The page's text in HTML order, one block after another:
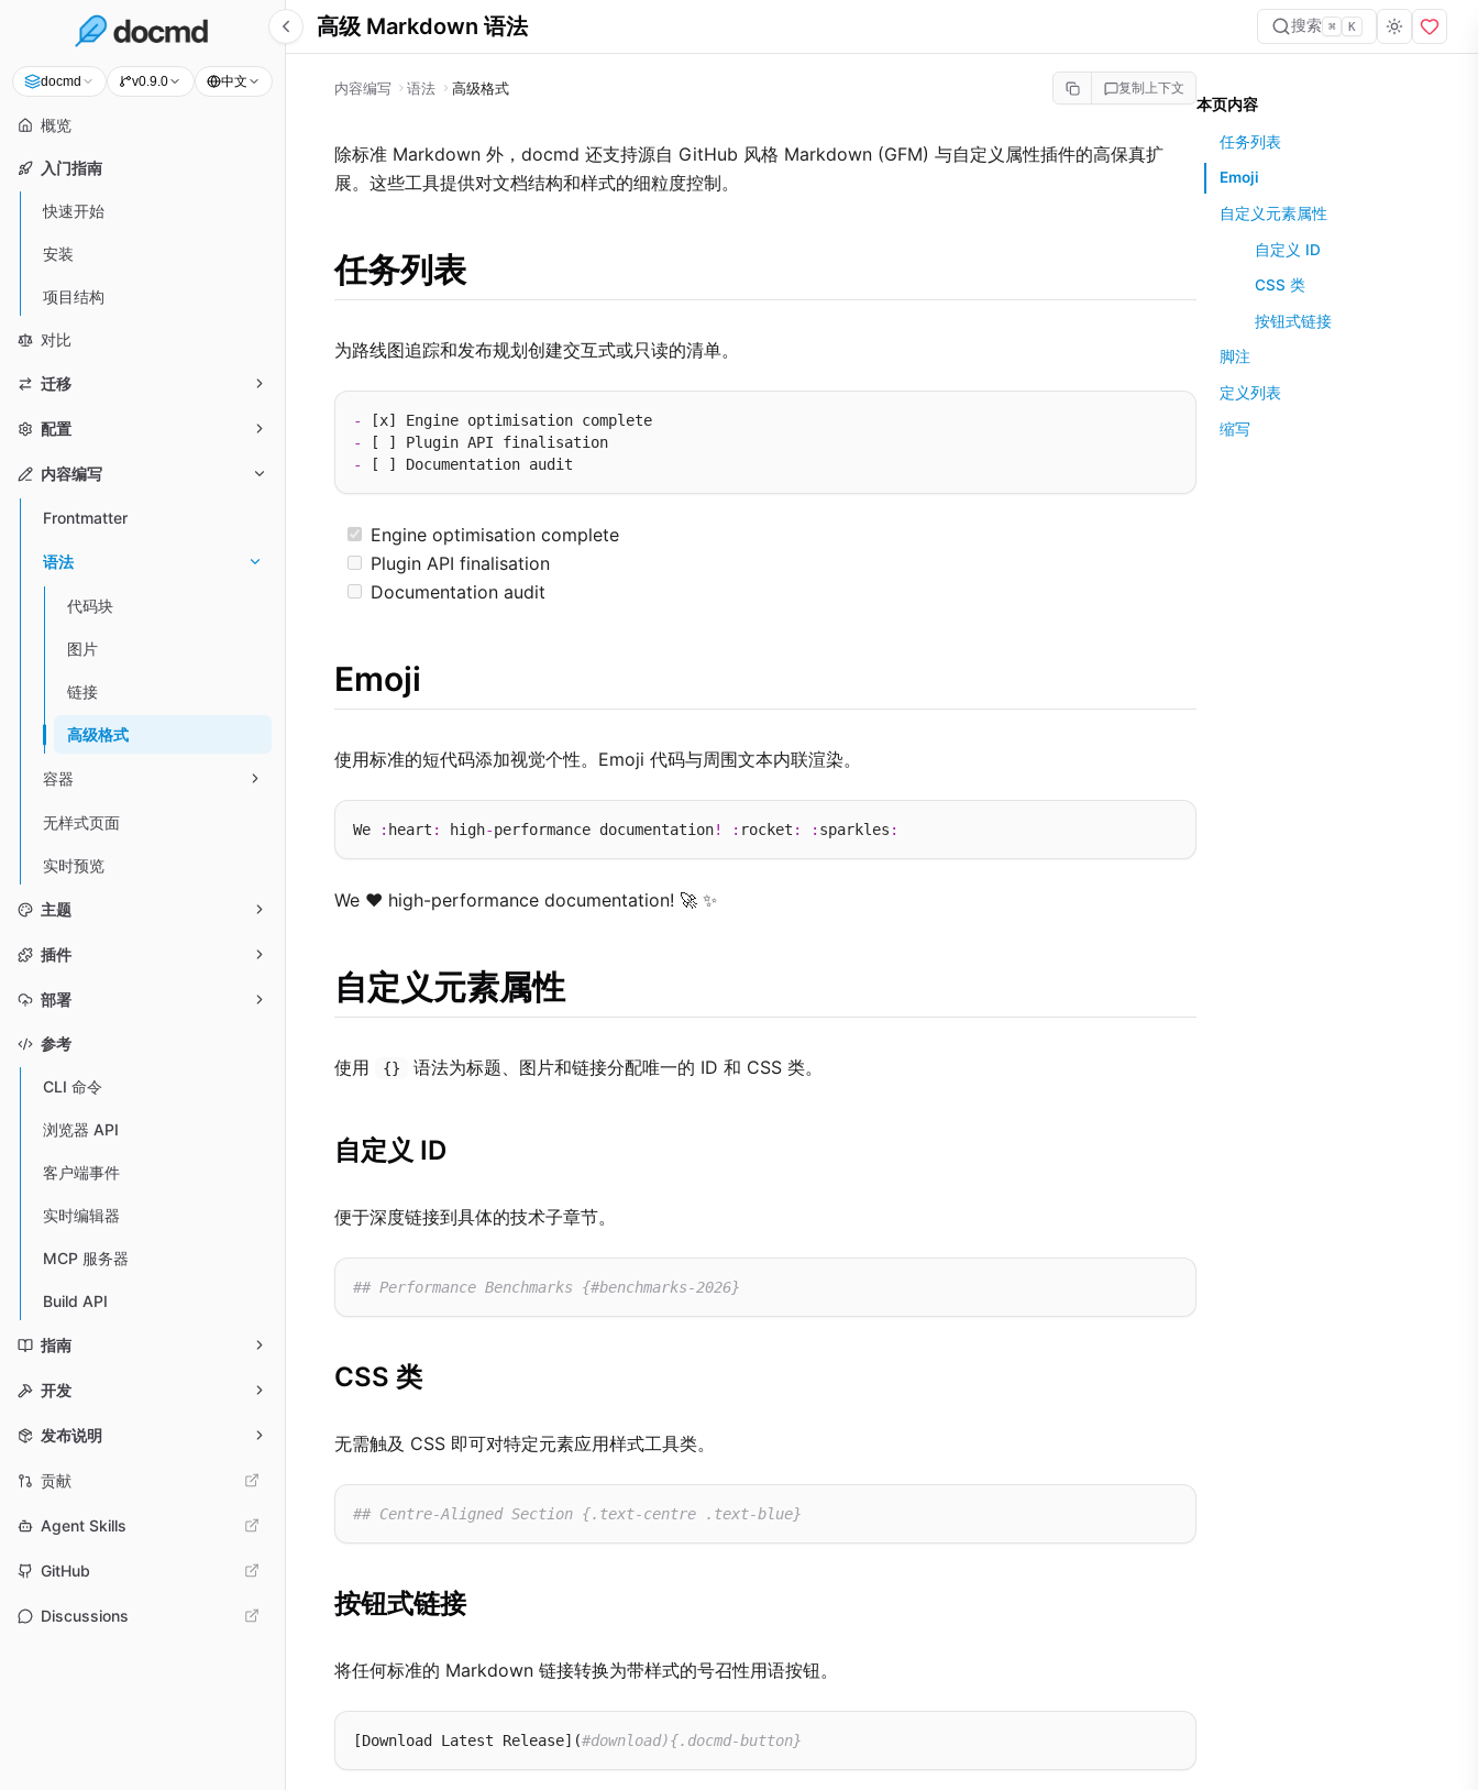
docmd v0.9.0 中文
概览
入门指南
快速开始
安装
项目结构
对比
迁移
配置
内容编写
Frontmatter
语法
代码块
图片
链接
高级格式
容器
无样式页面
实时预览
主题
插件
部署
参考
CLI 命令
浏览器 API
客户端事件
实时编辑器
MCP 服务器
Build API
指南
开发
发布说明
贡献
Agent Skills
GitHub
Discussions
高级 Markdown 语法 搜索 ⌘ K
内容编写 语法 高级格式 复制上下文
除标准 Markdown 外，docmd 还支持源自 GitHub 风格 Markdown (GFM) 与自定义属性插件的高保真扩
展。这些工具提供对文档结构和样式的细粒度控制。
任务列表
为路线图追踪和发布规划创建交互式或只读的清单。
-
-
-
Engine optimisation complete
Plugin API finalisation
Documentation audit
Emoji
使用标准的短代码添加视觉个性。Emoji 代码与周围文本内联渲染。
We : heart : high-performance documentation! : rocket : : sparkles :
We ❤️ high-performance documentation! 🚀 ✨
自定义元素属性
使用 {} 语法为标题、图片和链接分配唯一的 ID 和 CSS 类。
自定义 ID
便于深度链接到具体的技术子章节。
## Performance Benchmarks {#benchmarks-2026}
CSS 类
无需触及 CSS 即可对特定元素应用样式工具类。
## Centre-Aligned Section {.text-centre .text-blue}
按钮式链接
将任何标准的 Markdown 链接转换为带样式的号召性用语按钮。
[Download Latest Release](#download){.docmd-button}
本页内容
任务列表
Emoji
自定义元素属性
自定义 ID
CSS 类
按钮式链接
脚注
定义列表
缩写